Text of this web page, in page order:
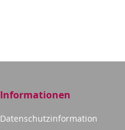
Informationen
Datenschutzinformation